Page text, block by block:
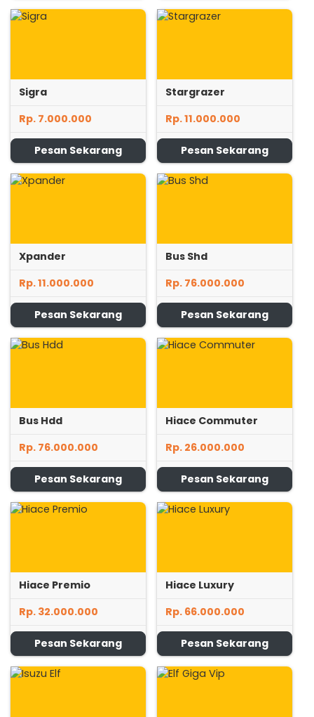
Sigra
Rp. 7.000.000
Pesan Sekarang
Stargrazer
Rp. 11.000.000
Pesan Sekarang
Xpander
Rp. 11.000.000
Pesan Sekarang
Bus Shd
Rp. 76.000.000
Pesan Sekarang
Bus Hdd
Rp. 76.000.000
Pesan Sekarang
Hiace Commuter
Rp. 26.000.000
Pesan Sekarang
Hiace Premio
Rp. 32.000.000
Pesan Sekarang
Hiace Luxury
Rp. 66.000.000
Pesan Sekarang